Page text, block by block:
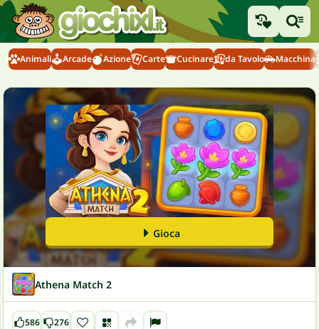
Animali Arcade Azione Carte Cucinare da Tavolo Macchina
Gioca
Athena Match 2
586 276